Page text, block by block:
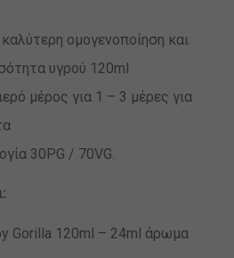
ομογενοποίηση και
υγρού 120ml
μέρος για 1 – 3 μέρες για
30PG / 70VG.
Gorilla 120ml – 24ml άρωμα